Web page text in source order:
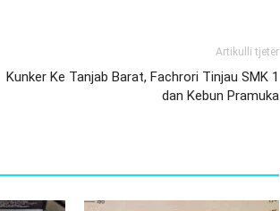
Artikulli tjetër
Kunker Ke Tanjab Barat, Fachrori Tinjau SMK 1
dan Kebun Pramuka